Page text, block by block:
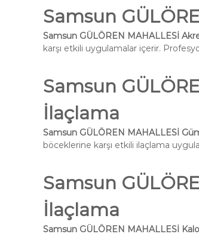
Samsun
Samsun GÜLÖREN MAHALLESİ
karşı etkili uygulamalar içerir.
Samsun
İlaçlama
Samsun GÜLÖREN MAHALLESİ
böceklerine karşı etkili ilaçlama
Samsun
İlaçlama
Samsun GÜLÖREN MAHALLESİ